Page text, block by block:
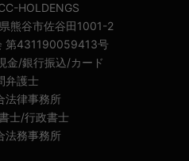
HOLDENGS
熊谷市佐谷田1001-2
第431190059413号
金/銀行振込/カード
弁護士
法律事務所
士/行政書士
法務事務所